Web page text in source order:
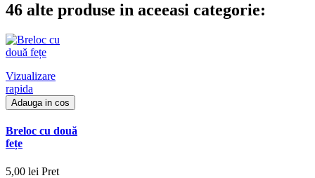
46 alte produse in aceeasi categorie:
Vizualizare
rapida
Adauga in cos
Breloc cu două
fețe
5,00 lei Pret